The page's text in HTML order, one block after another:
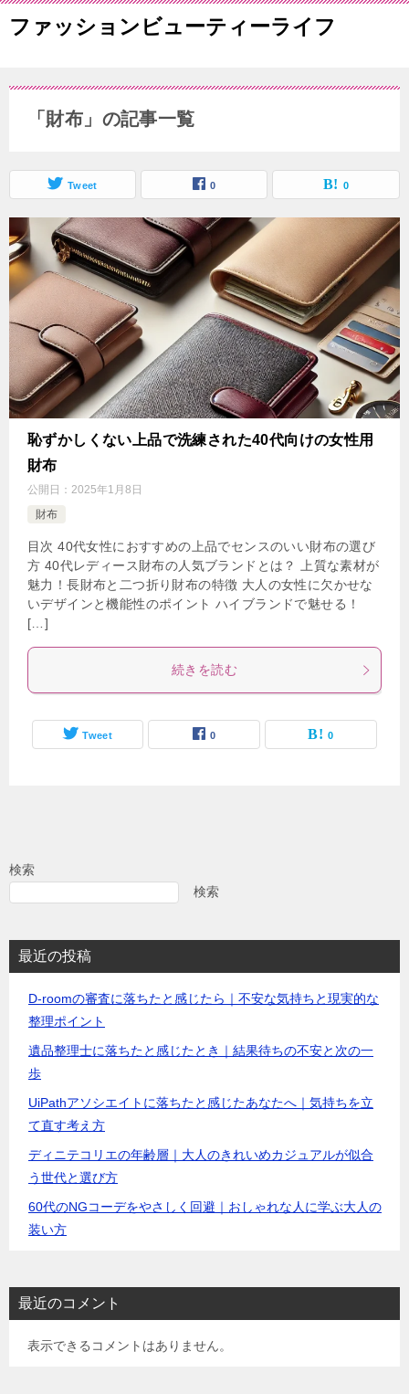
ファッションビューティーライフ
「財布」の記事一覧
Tweet 0 0
恥ずかしくない上品で洗練された40代向けの女性用
財布
公開日： 2025年1月8日
財布
目次 40代女性におすすめの上品でセンスのいい財布の選び
方 40代レディース財布の人気ブランドとは？ 上質な素材が
魅力！長財布と二つ折り財布の特徴 大人の女性に欠かせな
いデザインと機能性のポイント ハイブランドで魅せる！
[…]
続きを読む
Tweet 0 0
検索
検索
最近の投稿
D-roomの審査に落ちたと感じたら｜不安な気持ちと現実的な
整理ポイント
遺品整理士に落ちたと感じたとき｜結果待ちの不安と次の一
歩
UiPathアソシエイトに落ちたと感じたあなたへ｜気持ちを立
て直す考え方
ディニテコリエの年齢層｜大人のきれいめカジュアルが似合
う世代と選び方
60代のNGコーデをやさしく回避｜おしゃれな人に学ぶ大人の
装い方
最近のコメント
表示できるコメントはありません。